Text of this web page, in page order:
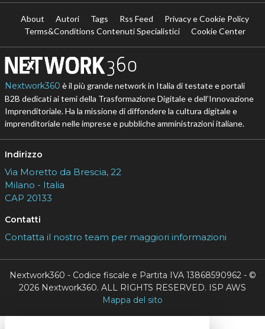
About Autori Tags Rss Feed
Privacy e Cookie Policy
Terms&Conditions Contenuti Specialistici
Cookie Center
Nextwork360 è il più grande network in Italia di testate e portali
B2B dedicati ai temi della Trasformazione Digitale e dell’Innovazione
Imprenditoriale. Ha la missione di diffondere la cultura digitale e
imprenditoriale nelle imprese e pubbliche amministrazioni italiane.
Indirizzo
Via Moretto da Brescia, 22
Milano - Italia
CAP 20133
Contatti
Contatta il nostro team per maggiori informazioni
Nextwork360 - Codice fiscale e Partita IVA 13868590962 - ©
2026 Nextwork360. ALL RIGHTS RESERVED. ISP AWS
Mappa del sito